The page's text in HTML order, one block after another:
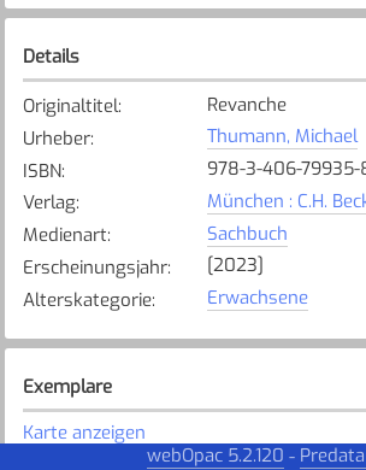
Details
Originaltitel:
Revanche
Urheber:
Thumann, Michael
ISBN:
978-3-406-79935-
Verlag:
München : C.H.
Medienart:
Sachbuch
Erscheinungsjahr:
[2023]
Alterskategorie: Erwachsene
Exemplare
Karte anzeigen
webOpac 5.2.120 -